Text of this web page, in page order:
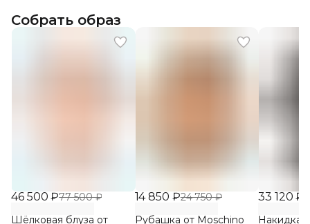
Собрать образ
46 500 ₽77 500 ₽
Шёлковая блуза от
14 850 ₽24 750 ₽
Рубашка от Moschino
33 120 ₽
Накидка-